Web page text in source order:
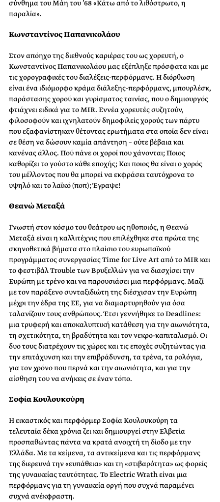
σύνθημα του Μάη του ’68 «Κάτω από το λιθόστρωτο, η
παραλία».
Κωνσταντίνος Παπανικολάου
Στον απόηχο της διεθνούς καριέρας του ως χορευτή, ο
Κωνσταντίνος Παπανικολάου μας εξέπληξε πρόσφατα και με
τις χορογραφικές του διαλέξεις-περφόρμανς. Η διόρθωση
είναι ένα ιδιόμορφο κράμα διάλεξης-περφόρμανς, μπουρλέσκ,
παράστασης χορού και γυρίσματος ταινίας, που ο δημιουργός
φτιάχνει ειδικά για το MIR. Εννέα χορευτές συζητούν,
φιλοσοφούν και ιχνηλατούν δημοφιλείς χορούς των πάρτυ
που εξαφανίστηκαν θέτοντας ερωτήματα στα οποία δεν είναι
σε θέση να δώσουν καμία απάντηση – ούτε βέβαια και
κανένας άλλος. Πού πάνε οι χοροί που χάνονται; Ποιος
καθορίζει το γούστο κάθε εποχής; Και ποιος θα είναι ο χορός
του μέλλοντος που θα μπορεί να εκφράσει ταυτόχρονα το
υψηλό και το λαϊκό (ποπ); Έγραψε!
Θεανώ Μεταξά
Γνωστή στον κόσμο του θεάτρου ως ηθοποιός, η Θεανώ
Μεταξά είναι η καλλιτέχνις που επιλέχθηκε στα πρώτα της
σκηνοθετικά βήματα στο πλαίσιο του ευρωπαϊκού
προγράμματος συνεργασίας Time for Live Art από το MIR και
το φεστιβάλ Trouble των Βρυξελλών για να διασχίσει την
Ευρώπη με τρένο και να παρουσιάσει μια περφόρμανς. Μαζί
με τον παράξενο συνταξιδιώτη της διέσχισαν την Ευρώπη
μέχρι την έδρα της ΕΕ, για να διαμαρτυρηθούν για όσα
ταλανίζουν τους ανθρώπους. Έτσι γεννήθηκε το Deadlines:
μια τρυφερή και αποκαλυπτική κατάθεση για την αιωνιότητα,
τη σχετικότητα, τη βραδύτητα και τον νεκρο-καπιταλισμό. Οι
δυο τους διατρέχουν τις χώρες και τις εποχές συζητώντας για
την επιτάχυνση και την επιβράδυνση, τα τρένα, τα ρολόγια,
για τον χρόνο που περνά και την αιωνιότητα, και για την
αίσθηση του να ανήκεις σε έναν τόπο.
Σοφία Κουλουκούρη
Η εικαστικός και περφόρμερ Σοφία Κουλουκούρη τα
τελευταία δέκα χρόνια ζει και δημιουργεί στην Ελβετία
προσπαθώντας πάντα να κρατά ανοιχτή τη δίοδο με την
Ελλάδα. Με τα κείμενα, τα αντικείμενα και τις περφόρμανς
της διερευνά την «ευπάθεια» και τη «στιβαρότητα» ως φορείς
της γυναικείας ταυτότητας. Το Electric Wrath είναι μια
περφόρμανς για τη γυναικεία οργή που συχνά παραμένει
συχνά ανέκφραστη.